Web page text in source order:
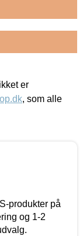
er
, som alle
produkter på
og 1-2